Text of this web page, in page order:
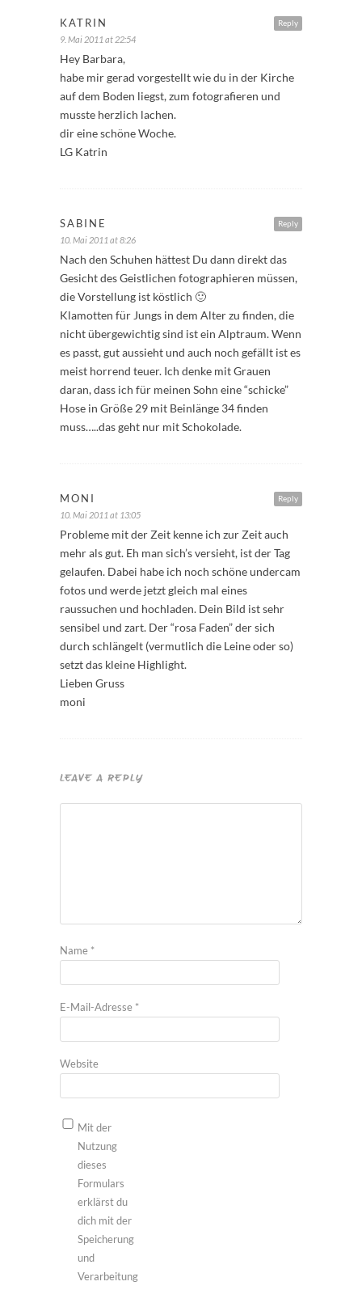
Reply
KATRIN
9. Mai 2011 at 22:54
Hey Barbara,
habe mir gerad vorgestellt wie du in der Kirche
auf dem Boden liegst, zum fotografieren und
musste herzlich lachen.
dir eine schöne Woche.
LG Katrin
Reply
SABINE
10. Mai 2011 at 8:26
Nach den Schuhen hättest Du dann direkt das
Gesicht des Geistlichen fotographieren müssen,
die Vorstellung ist köstlich 🙂
Klamotten für Jungs in dem Alter zu finden, die
nicht übergewichtig sind ist ein Alptraum. Wenn
es passt, gut aussieht und auch noch gefällt ist es
meist horrend teuer. Ich denke mit Grauen
daran, dass ich für meinen Sohn eine “schicke”
Hose in Größe 29 mit Beinlänge 34 finden
muss…..das geht nur mit Schokolade.
Reply
MONI
10. Mai 2011 at 13:05
Probleme mit der Zeit kenne ich zur Zeit auch
mehr als gut. Eh man sich’s versieht, ist der Tag
gelaufen. Dabei habe ich noch schöne undercam
fotos und werde jetzt gleich mal eines
raussuchen und hochladen. Dein Bild ist sehr
sensibel und zart. Der “rosa Faden” der sich
durch schlängelt (vermutlich die Leine oder so)
setzt das kleine Highlight.
Lieben Gruss
moni
LEAVE A REPLY
Name *
E-Mail-Adresse *
Website
Mit der
Nutzung
dieses
Formulars
erklärst du
dich mit der
Speicherung
und
Verarbeitung